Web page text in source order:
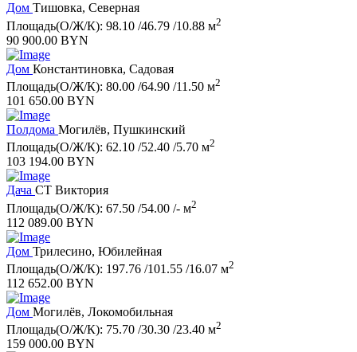
Дом Тишовка, Северная
Площадь(О/Ж/К): 98.10 /46.79 /10.88 м2
90 900.00 BYN
Дом Константиновка, Садовая
Площадь(О/Ж/К): 80.00 /64.90 /11.50 м2
101 650.00 BYN
Полдома Могилёв, Пушкинский
Площадь(О/Ж/К): 62.10 /52.40 /5.70 м2
103 194.00 BYN
Дача СТ Виктория
Площадь(О/Ж/К): 67.50 /54.00 /- м2
112 089.00 BYN
Дом Трилесино, Юбилейная
Площадь(О/Ж/К): 197.76 /101.55 /16.07 м2
112 652.00 BYN
Дом Могилёв, Локомобильная
Площадь(О/Ж/К): 75.70 /30.30 /23.40 м2
159 000.00 BYN